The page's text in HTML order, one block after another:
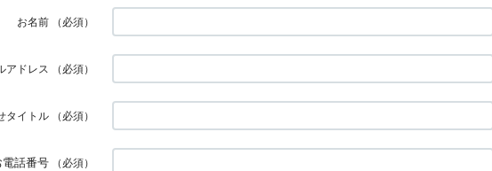
お名前 （必須）
アドレス （必須）
タイトル （必須）
電話番号 （必須）